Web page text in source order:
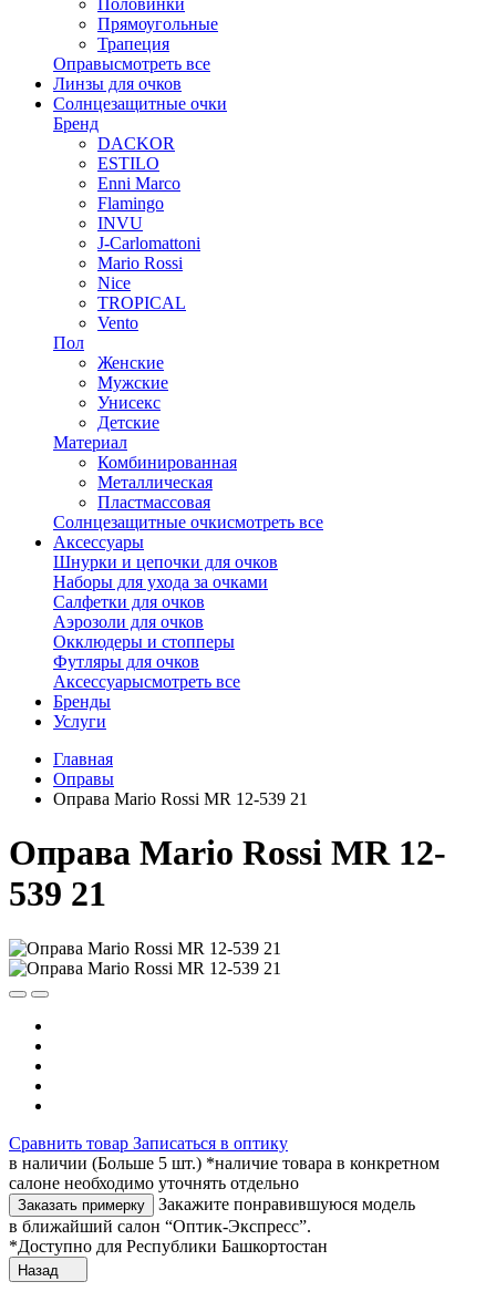
Прямоугольные
Трапеция
Оправысмотреть все
Линзы для очков
Солнцезащитные очки
Бренд
DACKOR
ESTILO
Enni Marco
Flamingo
INVU
J-Carlomattoni
Mario Rossi
Nice
TROPICAL
Vento
Пол
Женские
Мужские
Унисекс
Детские
Материал
Комбинированная
Металлическая
Пластмассовая
Солнцезащитные очкисмотреть все
Аксессуары
Шнурки и цепочки для очков
Наборы для ухода за очками
Салфетки для очков
Аэрозоли для очков
Окклюдеры и стопперы
Футляры для очков
Аксессуарысмотреть все
Бренды
Услуги
Главная
Оправы
Оправа Mario Rossi MR 12-539 21
Оправа Mario Rossi MR 12-
539 21
Сравнить товар Записаться в оптику
в наличии (Больше 5 шт.) *наличие товара в конкретном
салоне необходимо уточнять отдельно
Заказать примерку
Закажите понравившуюся модель
в ближайший салон “Оптик-Экспресс”.
*Доступно для Республики Башкортостан
Назад